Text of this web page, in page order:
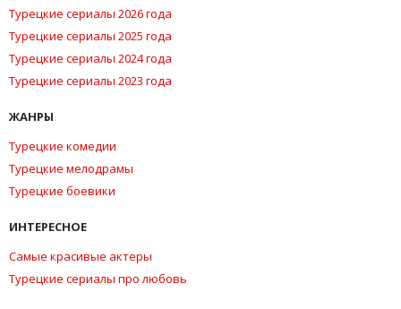
Турецкие сериалы 2026 года
Турецкие сериалы 2025 года
Турецкие сериалы 2024 года
Турецкие сериалы 2023 года
ЖАНРЫ
Турецкие комедии
Турецкие мелодрамы
Турецкие боевики
ИНТЕРЕСНОЕ
Самые красивые актеры
Турецкие сериалы про любовь